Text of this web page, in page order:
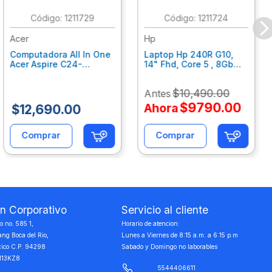
: 1211729
Acer
Computadora All In One
Acer Aspire C24-
Dq.Bmjal.002
$12,690.00
Comprar
:1211724
Hp
Laptop Hp 240R G10,
14" Fhd, Core 5 , 8Gb
Antes$10,490.00
Ahora$9790.00
Comprar
Corporativo
no. 585 1,
Boca del Rio,
C.P. 94298
Servicio al cliente
Horario de atencion:
Lunes a Viernes de 8:15 a.m. a 6:15 p.m
Sabado y Domingo no laborables
5544406611